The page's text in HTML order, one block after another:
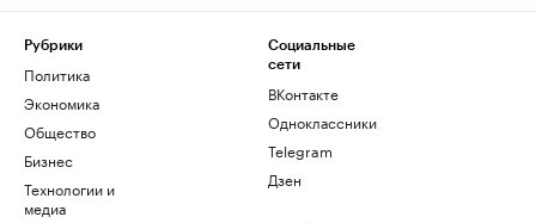
Рубрики
Политика
Экономика
Общество
Бизнес
Технологии и
медиа
Социальные
сети
ВКонтакте
Одноклассники
Telegram
Дзен